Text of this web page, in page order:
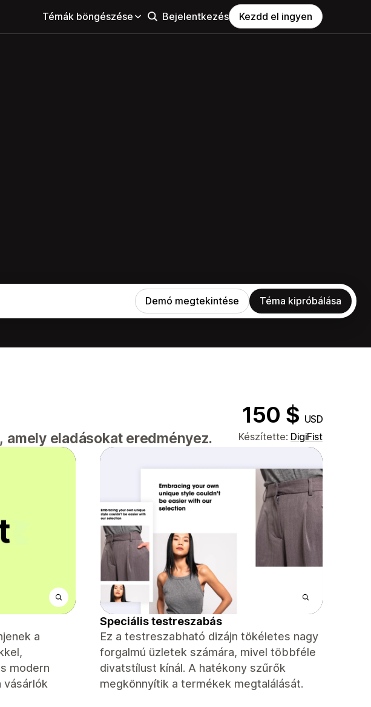
Témák böngészése Bejelentkezés Kezdd el ingyen
Demó megtekintése Téma kipróbálása
150 $ USD
eladásokat eredményez. Készítette: DigiFist
a
modern
vásárlók
Speciális testreszabás
Ez a testreszabható dizájn tökéletes nagy
forgalmú üzletek számára, mivel többféle
divatstílust kínál. A hatékony szűrők
megkönnyítik a termékek megtalálását.